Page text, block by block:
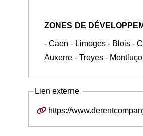
ZONES DE
- Caen - Limoges - Blois -
Auxerre - Troyes -
Lien externe
https://